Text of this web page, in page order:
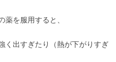
薬を服用すると、
く出すぎたり（熱が下がりすぎ